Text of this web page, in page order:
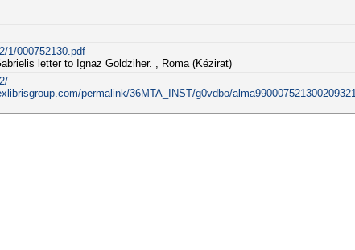
1/000752130.pdf
letter to Ignaz Goldziher. , Roma (Kézirat)
permalink/36MTA_INST/g0vdbo/alma990007521300209321